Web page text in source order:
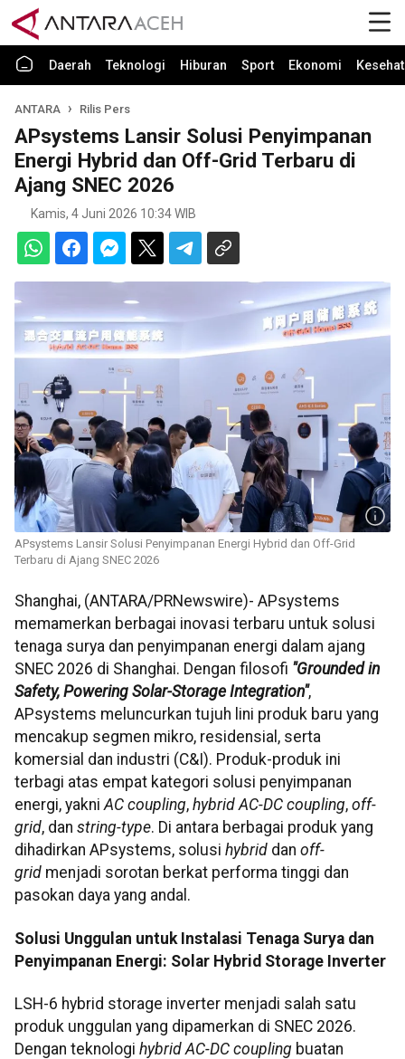
Daerah Teknologi Hiburan Sport Ekonomi
ANTARA Rilis Pers
APsystems Lansir Solusi Penyimpanan
Energi Hybrid dan Off-Grid Terbaru di
Ajang SNEC 2026
Kamis, 4 Juni 2026 10:34 WIB
APsystems Lansir Solusi Penyimpanan Energi Hybrid dan Off-Grid
Terbaru di Ajang SNEC 2026
Shanghai, (ANTARA/PRNewswire)- APsystems
memamerkan berbagai inovasi terbaru untuk solusi
tenaga surya dan penyimpanan energi dalam ajang
SNEC 2026 di Shanghai. Dengan filosofi "Grounded in
Safety, Powering Solar-Storage Integration",
APsystems meluncurkan tujuh lini produk baru yang
mencakup segmen mikro, residensial, serta
komersial dan industri (C&I). Produk-produk ini
terbagi atas empat kategori solusi penyimpanan
energi, yakniAC coupling, hybrid AC-DC coupling, off-
grid, dan string-type. Di antara berbagai produk yang
dihadirkan APsystems, solusi hybrid dan off-
grid menjadi sorotan berkat performa tinggi dan
pasokan daya yang andal.
Solusi Unggulan untuk Instalasi Tenaga Surya dan
Penyimpanan Energi: Solar Hybrid Storage Inverter
LSH-6 hybrid storage inverter menjadi salah satu
produk unggulan yang dipamerkan di SNEC 2026.
Dengan teknologi hybrid AC-DC coupling buatan